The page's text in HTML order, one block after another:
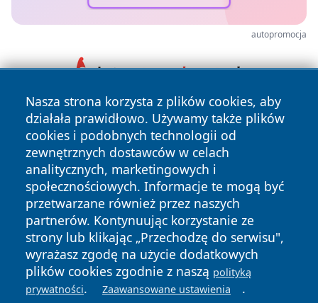
autopromocja
Nasza strona korzysta z plików cookies, aby
działała prawidłowo. Używamy także plików
cookies i podobnych technologii od
zewnętrznych dostawców w celach
analitycznych, marketingowych i
społecznościowych. Informacje te mogą być
przetwarzane również przez naszych
partnerów. Kontynuując korzystanie ze
strony lub klikając „Przechodzę do serwisu",
wyrażasz zgodę na użycie dodatkowych
plików cookies zgodnie z naszą polityką
prywatności. Zaawansowane ustawienia .
Copyright © 2026 24slupsk.pl Wszystkie prawa zastrzeżone.
News Autorzy
Polityka
Prywatności
Polityka
Cookies